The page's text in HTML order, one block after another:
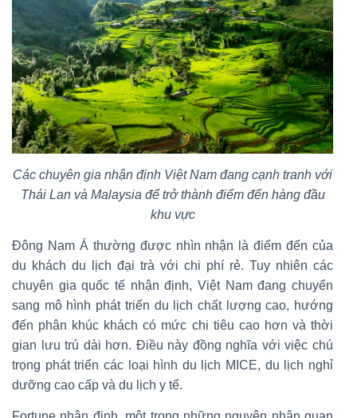
Các chuyên gia nhận định Việt Nam đang cạnh tranh với
Thái Lan và Malaysia để trở thành điểm đến hàng đầu
khu vực
Đông Nam Á thường được nhìn nhận là điểm đến của
du khách du lịch đại trà với chi phí rẻ. Tuy nhiên các
chuyên gia quốc tế nhận định, Việt Nam đang chuyển
sang mô hình phát triển du lịch chất lượng cao, hướng
đến phân khúc khách có mức chi tiêu cao hơn và thời
gian lưu trú dài hơn. Điều này đồng nghĩa với việc chú
trọng phát triển các loại hình du lịch MICE, du lịch nghỉ
dưỡng cao cấp và du lịch y tế.